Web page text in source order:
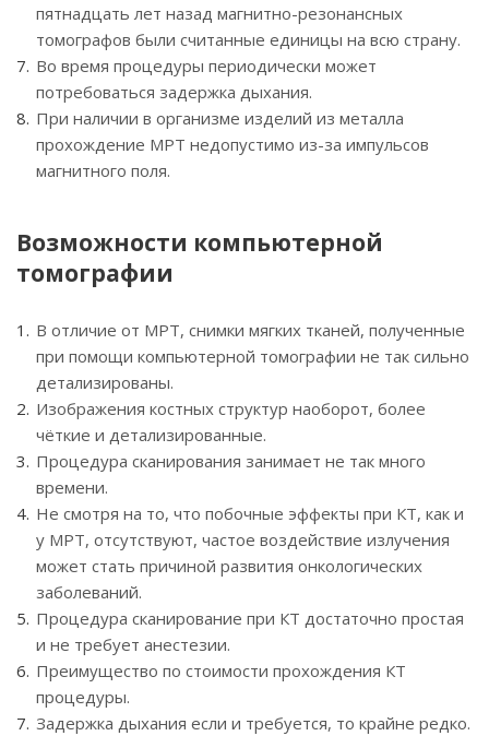
пятнадцать лет назад магнитно-резонансных
томографов были считанные единицы на всю страну.
Во время процедуры периодически может
потребоваться задержка дыхания.
При наличии в организме изделий из металла
прохождение МРТ недопустимо из-за импульсов
магнитного поля.
Возможности компьютерной
томографии
В отличие от МРТ, снимки мягких тканей, полученные
при помощи компьютерной томографии не так сильно
детализированы.
Изображения костных структур наоборот, более
чёткие и детализированные.
Процедура сканирования занимает не так много
времени.
Не смотря на то, что побочные эффекты при КТ, как и
у МРТ, отсутствуют, частое воздействие излучения
может стать причиной развития онкологических
заболеваний.
Процедура сканирование при КТ достаточно простая
и не требует анестезии.
Преимущество по стоимости прохождения КТ
процедуры.
Задержка дыхания если и требуется, то крайне редко.